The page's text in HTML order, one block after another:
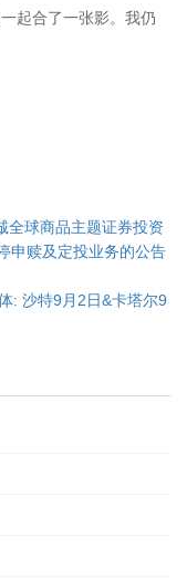
起合了一张影。我仍
全球商品主题证券投资
申赎及定投业务的公告
: 沙特9月2日&卡塔尔9